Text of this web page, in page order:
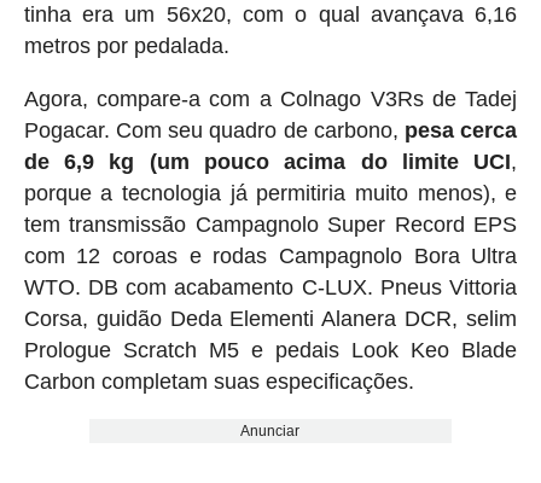
tinha era um 56x20, com o qual avançava 6,16
metros por pedalada.
Agora, compare-a com a Colnago V3Rs de Tadej
Pogacar. Com seu quadro de carbono, pesa cerca
de 6,9 ​​kg (um pouco acima do limite UCI,
porque a tecnologia já permitiria muito menos), e
tem transmissão Campagnolo Super Record EPS
com 12 coroas e rodas Campagnolo Bora Ultra
WTO. DB com acabamento C-LUX. Pneus Vittoria
Corsa, guidão Deda Elementi Alanera DCR, selim
Prologue Scratch M5 e pedais Look Keo Blade
Carbon completam suas especificações.
Anunciar